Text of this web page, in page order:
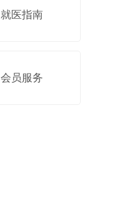
就医指南
会员服务